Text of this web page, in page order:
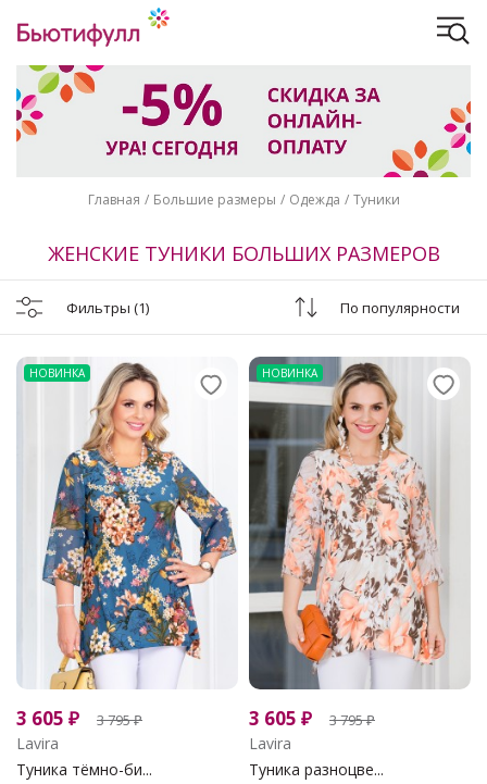
Главная Большие размеры Одежда Туники
ЖЕНСКИЕ ТУНИКИ БОЛЬШИХ РАЗМЕРОВ
Фильтры (1) По популярности
НОВИНКА
3 605 ₽ 3 795₽
Lavira
Туника тёмно-би...
НОВИНКА
3 605 ₽ 3 795₽
Lavira
Туника разноцве...